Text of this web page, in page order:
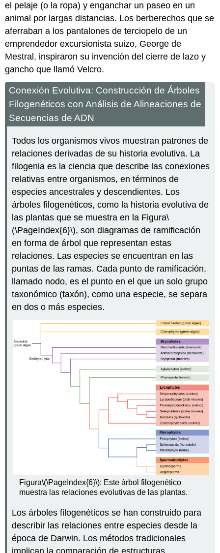
el pelaje (o la ropa) y enganchar un paseo en un
animal por largas distancias. Los berberechos que se
aferraban a los pantalones de terciopelo de un
emprendedor excursionista suizo, George de
Mestral, inspiraron su invención del cierre de lazo y
gancho que llamó Velcro.
Conexión Evolutiva: Construcción de Árboles
Filogenéticos con Análisis de Alineaciones de
Secuencias de ADN
Todos los organismos vivos muestran patrones de
relaciones derivadas de su historia evolutiva. La
filogenia es la ciencia que describe las conexiones
relativas entre organismos, en términos de
especies ancestrales y descendientes. Los
árboles filogenéticos, como la historia evolutiva de
las plantas que se muestra en la Figura\
(\PageIndex{6}\), son diagramas de ramificación
en forma de árbol que representan estas
relaciones. Las especies se encuentran en las
puntas de las ramas. Cada punto de ramificación,
llamado nodo, es el punto en el que un solo grupo
taxonómico (taxón), como una especie, se separa
en dos o más especies.
Figura\(\PageIndex{6}\): Este árbol filogenético
muestra las relaciones evolutivas de las plantas.
Los árboles filogenéticos se han construido para
describir las relaciones entre especies desde la
época de Darwin. Los métodos tradicionales
implican la comparación de estructuras